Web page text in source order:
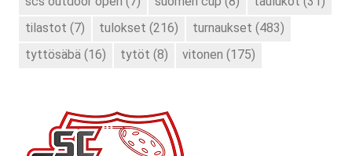
tilastot (7) tulokset (216) turnaukset (483)
tyttösäbä (16) tytöt (8) vitonen (175)